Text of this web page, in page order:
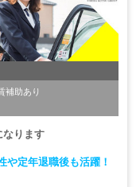
補助あり
なります
定年退職後も活躍！